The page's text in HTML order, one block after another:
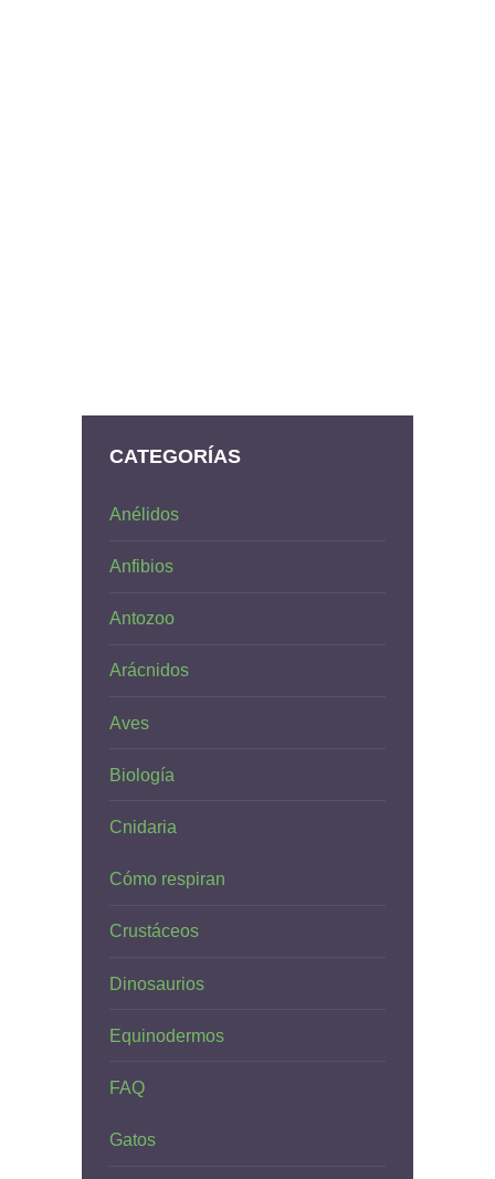
CATEGORÍAS
Anélidos
Anfibios
Antozoo
Arácnidos
Aves
Biología
Cnidaria
Cómo respiran
Crustáceos
Dinosaurios
Equinodermos
FAQ
Gatos